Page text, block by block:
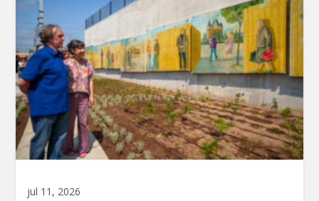
jul 11, 2026